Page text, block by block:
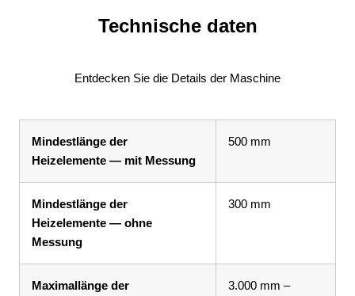
Technische daten
Entdecken Sie die Details der Maschine
Mindestlänge der
Heizelemente — mit Messung
500 mm
Mindestlänge der
Heizelemente — ohne
Messung
300 mm
Maximallänge der
3.000 mm –